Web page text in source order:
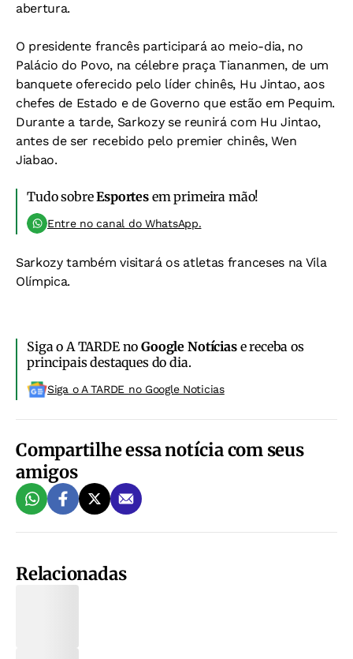
abertura.
O presidente francês participará ao meio-dia, no
Palácio do Povo, na célebre praça Tiananmen, de um
banquete oferecido pelo líder chinês, Hu Jintao, aos
chefes de Estado e de Governo que estão em Pequim.
Durante a tarde, Sarkozy se reunirá com Hu Jintao,
antes de ser recebido pelo premier chinês, Wen
Jiabao.
Tudo sobreEsportesem primeira mão!
Entre no canal do WhatsApp.
Sarkozy também visitará os atletas franceses na Vila
Olímpica.
Siga o A TARDE noGoogle Notíciase receba os
principais destaques do dia.
Siga o A TARDE no Google Noticias
Compartilhe essa notícia com seus
amigos
Relacionadas